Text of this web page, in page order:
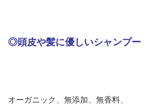
◎頭皮や髪に優しいシャンプー
オーガニック、無添加、無香料、